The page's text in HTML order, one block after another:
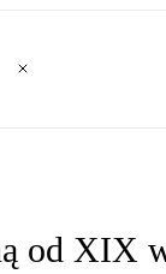
od XIX